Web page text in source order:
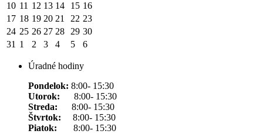
10 11 12 13 14 15 16
17 18 19 20 21 22 23
24 25 26 27 28 29 30
31 1 2 3 4 5 6
Úradné hodiny
Pondelok: 8:00- 15:30
Utorok: 8:00- 15:30
Streda: 8:00- 15:30
Štvrtok: 8:00- 15:30
Piatok: 8:00- 15:30